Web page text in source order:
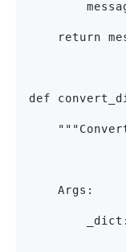
return
def
    Args: